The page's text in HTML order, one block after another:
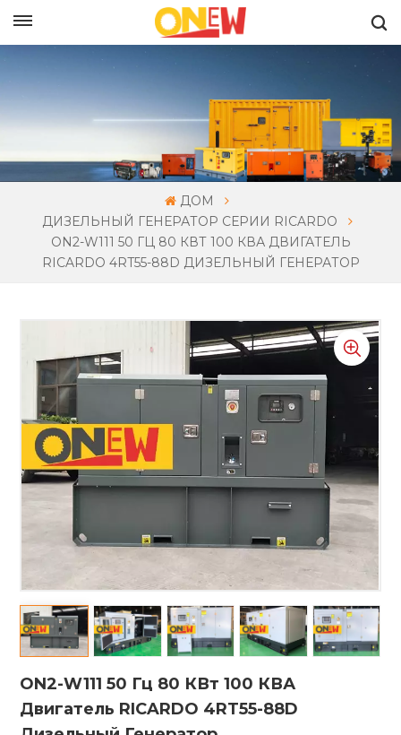
ДОМ
ДИЗЕЛЬНЫЙ ГЕНЕРАТОР СЕРИИ RICARDO
ON2-W111 50 ГЦ 80 КВТ 100 КВА ДВИГАТЕЛЬ
RICARDO 4RT55-88D ДИЗЕЛЬНЫЙ ГЕНЕРАТОР
ON2-W111 50 Гц 80 КВт 100 КВА
Двигатель RICARDO 4RT55-88D